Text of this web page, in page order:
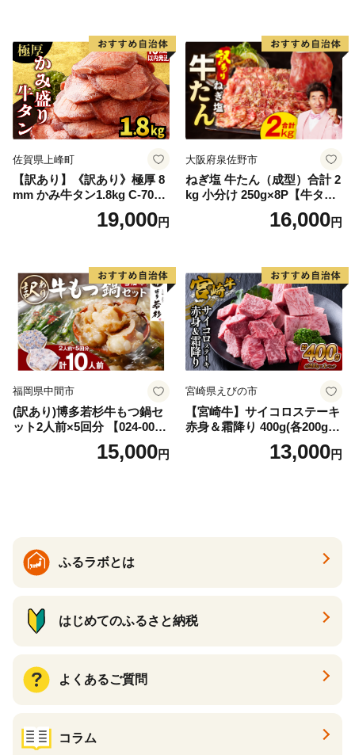
厚切り タン
佐賀県上峰町
【訳あり】《訳あり》極厚 8
mm かみ牛タン1.8kg C-709-
19,000円
大阪府泉佐野市
ねぎ塩 牛たん（成型）合計 2
kg 小分け 250g×8P【牛タン
牛肉 焼肉用 薄切り 訳あり サ
16,000円
福岡県中間市
(訳あり)博多若杉牛もつ鍋セ
ット2人前×5回分 【024-002
15,000円
宮崎県えびの市
【宮崎牛】サイコロステーキ
赤身＆霜降り 400g(各200g×
１P 計2P) 真空パック 冷凍
13,000円
ふるラボとは
はじめてのふるさと納税
よくあるご質問
コラム